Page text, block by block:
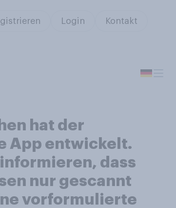
Login Kontakt
hat der
App entwickelt.
dass
nur gescannt
vorformulierte